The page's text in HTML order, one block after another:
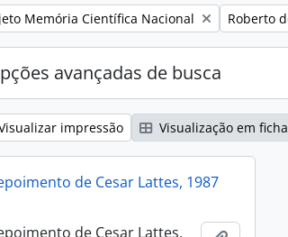
filtro:
Memória Científica Nacional Remover
Roberto
avançadas de busca
impressão Visualização em ficha
de Cesar Lattes, 1987
de Cesar Lattes,